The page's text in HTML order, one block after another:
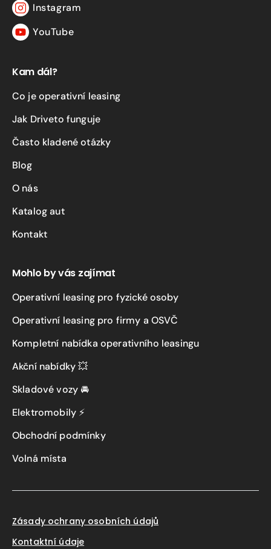
Instagram
Instagram
YouTubeYouTube
Kam dál?
Co je operativní leasing
Jak Driveto funguje
Často kladené otázky
Blog
O nás
Katalog aut
Kontakt
Mohlo by vás zajímat
Operativní leasing pro fyzické osoby
Operativní leasing pro firmy a OSVČ
Kompletní nabídka operativního leasingu
Akční nabídky 💥
Skladové vozy 🚘
Elektromobily ⚡
Obchodní podmínky
Volná místa
Zásady ochrany osobních údajů
Kontaktní údaje